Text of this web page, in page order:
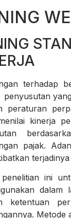
terhadap
yang
kinerja
pajak.
terjadinya
ini
dalam
ketentuan
Metode